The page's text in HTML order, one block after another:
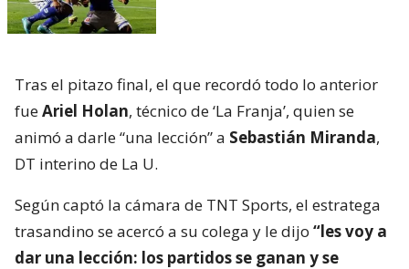
Tras el pitazo final, el que recordó todo lo anterior
fueAriel Holan, técnico de ‘La Franja’, quien se
animó a darle “una lección” a Sebastián Miranda,
DT interino de La U.
Según captó la cámara de TNT Sports, el estratega
trasandino se acercó a su colega y le dijo “les voy a
dar una lección: los partidos se ganan y se